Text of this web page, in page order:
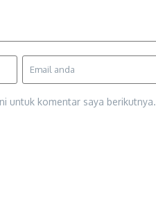
untuk komentar saya berikutnya.